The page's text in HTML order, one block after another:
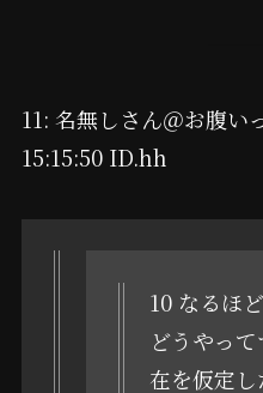
11: 名無しさん＠お腹い
15:15:50 ID.hh
10 なるほ
どうやっ
在を仮定し